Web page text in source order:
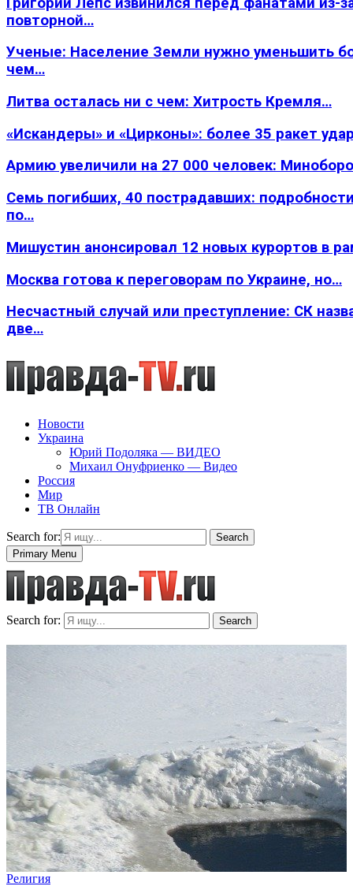
повторной…
Ученые: Население Земли нужно уменьшить
чем…
Литва осталась ни с чем: Хитрость Кремля…
«Искандеры» и «Цирконы»: более 35 ракет
Армию увеличили на 27 000 человек:
Семь погибших, 40 пострадавших:
по…
Мишустин анонсировал 12 новых курортов в
Москва готова к переговорам по Украине, но…
Несчастный случай или преступление: СК
две…
Новости
Украина
Юрий Подоляка — ВИДЕО
Михаил Онуфриенко — Видео
Россия
Мир
ТВ Онлайн
Search for:
Search
Primary Menu
Search for: Search
Религия